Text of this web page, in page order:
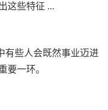
这些特征 ...
有些人会既然事业迈进
要一环。